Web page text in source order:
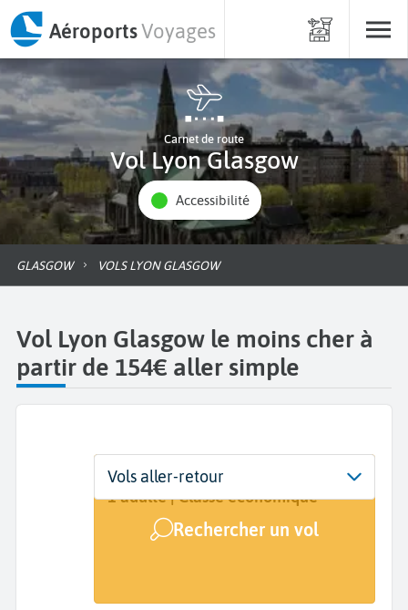
AéroportsVoyages
Carnet de route
Vol Lyon Glasgow
Accessibilité
GLASGOW VOLS LYON GLASGOW
Vol Lyon Glasgow le moins cher à
partir de 154€ aller simple
Départ
Lyon (LYS)
Dates
21 août - 25 août
Voyageurs | Classe
1 adulte | Classe économique
Rechercher un vol
Vols aller-retour